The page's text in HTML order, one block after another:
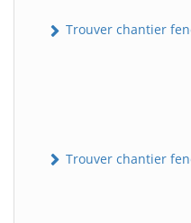
Trouver chantier
Trouver chantier